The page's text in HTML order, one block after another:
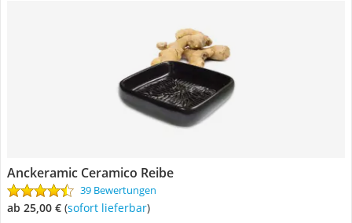
Anckeramic Ceramico Reibe
39 Bewertungen
ab 25,00 € ( Sofort lieferbar)